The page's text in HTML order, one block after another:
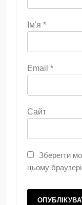
Ім'я *
Email *
Сайт
Зберегти
цьому